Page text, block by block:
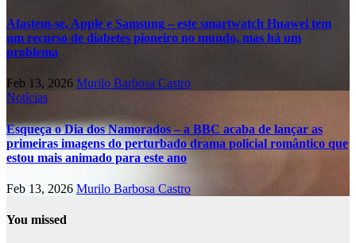
Afastem-se, Apple e Samsung – este smartwatch Huawei tem
um recurso de diabetes pioneiro no mundo, mas há um
problema
Feb 13, 2026 Murilo Barbosa Castro
Notícias
Esqueça o Dia dos Namorados – a BBC acaba de lançar as
primeiras imagens do perturbado drama policial romântico que
estou mais animado para este ano
Feb 13, 2026 Murilo Barbosa Castro
You missed